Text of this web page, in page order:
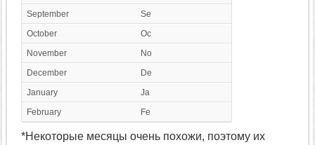
September
Se
October
Oc
November
No
December
De
January
Ja
February
Fe
*Некоторые месяцы очень похожи, поэтому их